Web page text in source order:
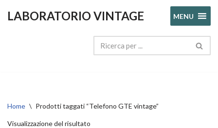
LABORATORIO VINTAGE MENU
Home \ Prodotti taggati “Telefono GTE vintage”
Visualizzazione del risultato